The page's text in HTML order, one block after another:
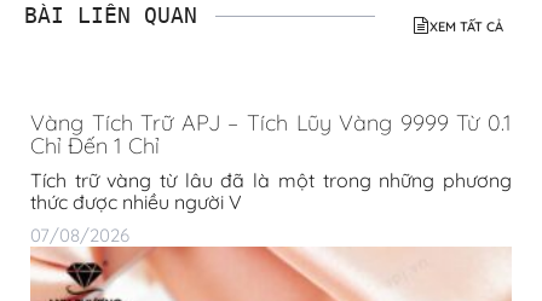
XEM TẤT CẢ
BÀI LIÊN QUAN
Vàng Tích Trữ APJ – Tích Lũy Vàng 9999 Từ 0.1
Chỉ Đến 1 Chỉ
Tích trữ vàng từ lâu đã là một trong những phương
thức được nhiều người V
07/08/2026